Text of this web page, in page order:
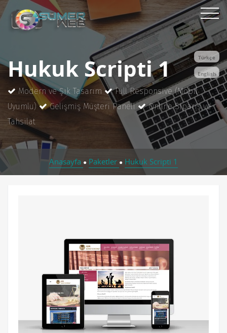
Türkçe
English
Hukuk Scripti 1
Modern ve Şık Tasarım
Full Responsive (Mobil
Uyumlu)
Gelişmiş Müşteri Paneli
Online Sipariş ve
Tahsilat
Anasayfa ● Paketler ● Hukuk Scripti 1